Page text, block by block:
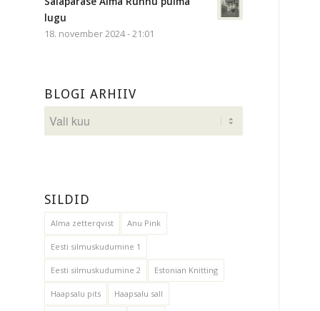
lugu
18. november 2024 - 21:01
BLOGI ARHIIV
SILDID
Alma zetterqvist Anu Pink
Eesti silmuskudumine 1
Eesti silmuskudumine 2 Estonian Knitting
Haapsalu pits Haapsalu sall